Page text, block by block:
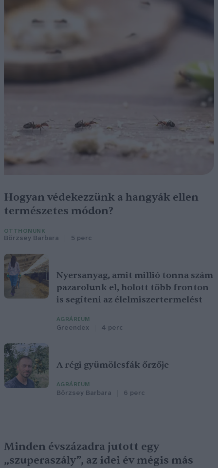
Hogyan védekezzünk a hangyák ellen
természetes módon?
OTTHONUNK
Börzsey Barbara 5 perc
Nyersanyag, amit millió tonna szám
pazarolunk el, holott több fronton
is segíteni az élelmiszertermelést
AGRÁRIUM
Greendex 4 perc
A régi gyümölcsfák őrzője
AGRÁRIUM
Börzsey Barbara 6 perc
Minden évszázadra jutott egy
„szuperaszály”, az idei év mégis más